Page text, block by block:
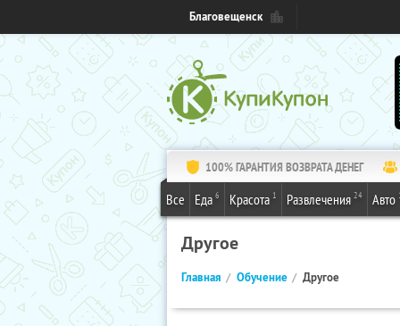
Благовещенск
100% ГАРАНТИЯ ВОЗВРАТА ДЕНЕГ
Все Еда 6 Красота 1 Развлечения 24 Авто
Другое
Главная Обучение Другое